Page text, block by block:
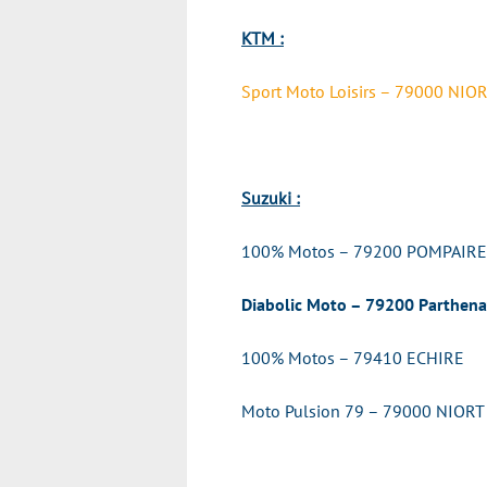
KTM :
Sport Moto Loisirs – 79000
Suzuki :
100% Motos – 79200 POMPAIRE
Diabolic Moto – 79200
100% Motos – 79410 ECHIRE
Moto Pulsion 79 – 79000 NIORT